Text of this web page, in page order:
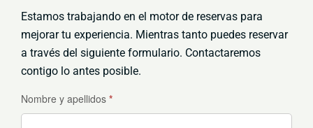
Estamos trabajando en el motor de reservas para
mejorar tu experiencia. Mientras tanto puedes reservar
a través del siguiente formulario. Contactaremos
contigo lo antes posible.
Reservas
Nombre y apellidos *